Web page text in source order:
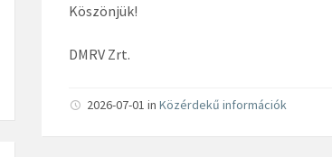
Köszönjük!
DMRV Zrt.
2026-07-01 in Közérdekű információk